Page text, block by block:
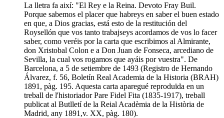
La lletra fa així: "El Rey e la Reina. Devoto Fray Buil.
Porque sabemos el placer que habreys en saber el buen estado
en que, a Dios gracias, está esto de la restitución del
Roysellón que vos tanto trabajseys acordamos de vos lo facer
saber, como veréis por la carta que escribimos al Almirante,
don Xristobal Colon e a Don Juan de Fonseca, arcediano de
Sevilla, la cual vos rogamos que ayáis por vuestra". De
Barcelona, a 5 de setiembre de 1493 (Registro de Hernando
Álvarez, f. 56, Boletín Real Academia de la Historia (BRAH)
1891, pàg. 195. Aquesta carta aparegué reproduïda en un
treball de l'historiador Pare Fidel Fita (1835-1917), treball
publicat al Butlletí de la Reial Acadèmia de la Història de
Madrid, any 1891,v. XX, pàg. 180).